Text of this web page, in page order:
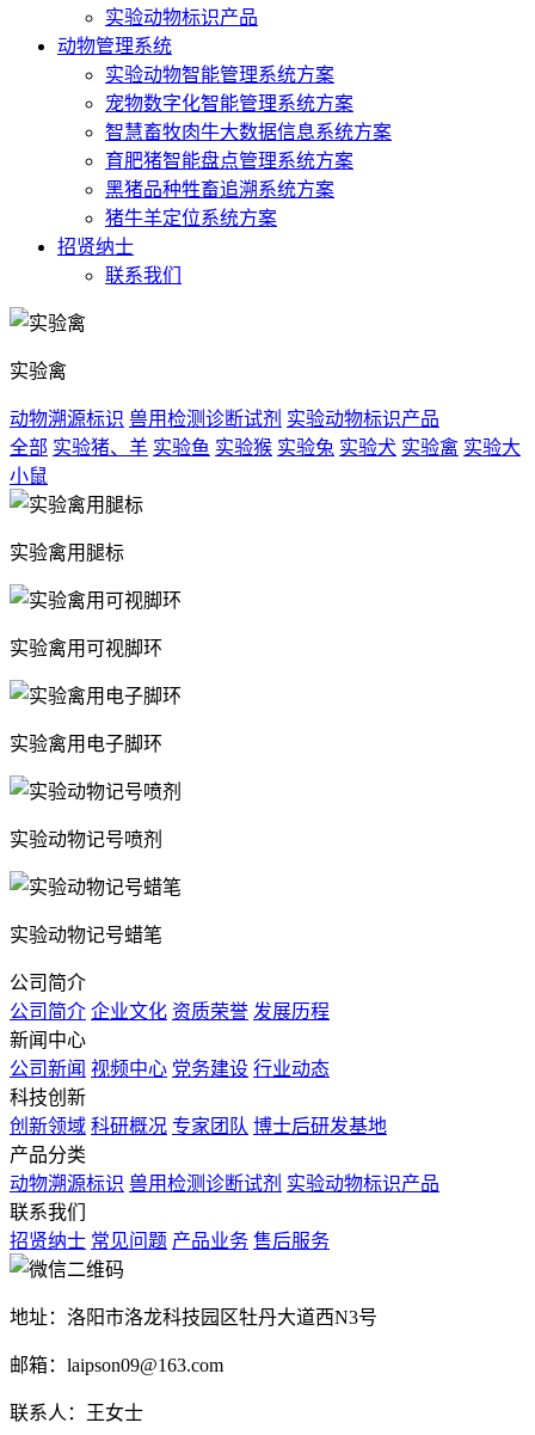
实验动物标识产品
动物管理系统
实验动物智能管理系统方案
宠物数字化智能管理系统方案
智慧畜牧肉牛大数据信息系统方案
育肥猪智能盘点管理系统方案
黑猪品种牲畜追溯系统方案
猪牛羊定位系统方案
招贤纳士
联系我们
实验禽
动物溯源标识 兽用检测诊断试剂 实验动物标识产品
全部 实验猪、羊 实验鱼 实验猴 实验兔 实验犬 实验禽 实验大
小鼠
实验禽用腿标
实验禽用可视脚环
实验禽用电子脚环
实验动物记号喷剂
实验动物记号蜡笔
公司简介
公司简介 企业文化 资质荣誉 发展历程
新闻中心
公司新闻 视频中心 党务建设 行业动态
科技创新
创新领域 科研概况 专家团队 博士后研发基地
产品分类
动物溯源标识 兽用检测诊断试剂 实验动物标识产品
联系我们
招贤纳士 常见问题 产品业务 售后服务
地址：洛阳市洛龙科技园区牡丹大道西N3号
邮箱：laipson09@163.com
联系人：王女士